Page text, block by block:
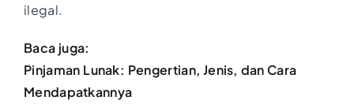
ilegal.
Baca juga:
Pinjaman Lunak: Pengertian, Jenis, dan Cara
Mendapatkannya